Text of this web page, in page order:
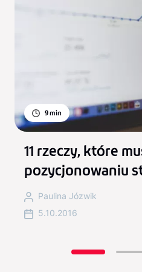
9min
11 rzeczy, które
pozycjonowaniu
Paulina Józwik
5.10.2016